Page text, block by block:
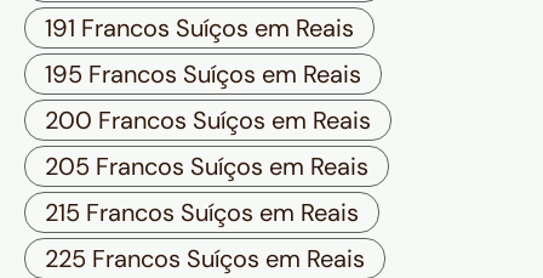
191 Francos Suíços em Reais
195 Francos Suíços em Reais
200 Francos Suíços em Reais
205 Francos Suíços em Reais
215 Francos Suíços em Reais
225 Francos Suíços em Reais